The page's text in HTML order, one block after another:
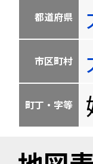
都道府県
市区町村
町丁・字等